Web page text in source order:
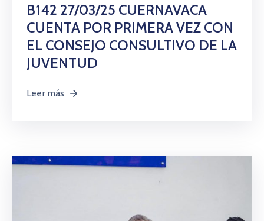
B142 27/03/25 CUERNAVACA
CUENTA POR PRIMERA VEZ CON
EL CONSEJO CONSULTIVO DE LA
JUVENTUD
Leer más